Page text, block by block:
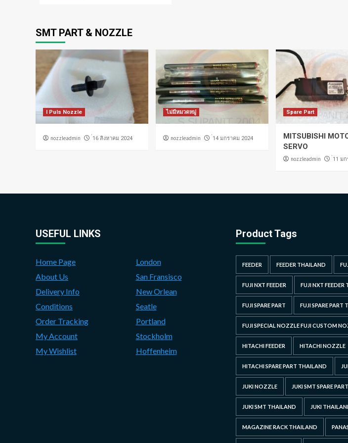
SMT PART & NOZZLE
I Puls Nozzle
nozzleadmin ่16 สิงหาคม 2024
ไม่มีหมวดหมู่
nozzleadmin ่14 มกราคม 2024
Spare Part
MITSUBISHI
SERVO
nozzleadmin 11 ม
USEFUL LINKS
Home Page
About Us
Delivery Info
Conditions
Order Tracking
My Account
My Wishlist
London
San Fransisco
New Orlean
Seatle
Portland
Stockholm
Hoffenheim
Product Tags
FEEDER FEEDER THAILAND
FUJI NXT FEEDER FUJI NXT FEEDER
FUJI SPARE PART FUJI SPARE PART
FUJI SPECIAL NOZZLE FUJI CUSTOM
HITACHI FEEDER HITACHI NOZZLE
HITACHI SPARE PART THAILAND
JUKI NOZZLE JUKI SMT SPARE
JUKI SMT THAILAND JUKI
MAGAZINE RACK THAILAND